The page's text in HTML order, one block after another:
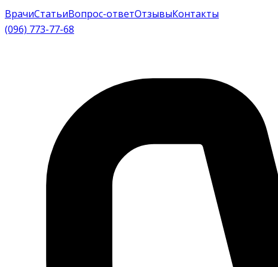
ВрачиСтатьиВопрос-ответОтзывыКонтакты
(096) 773-77-68